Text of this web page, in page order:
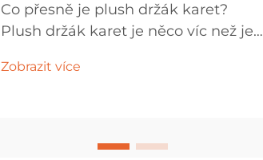
Co přesně je plush držák karet?
Plush držák karet je něco víc než jen
doplněk navržený tak, aby přinášel
Zobrazit více